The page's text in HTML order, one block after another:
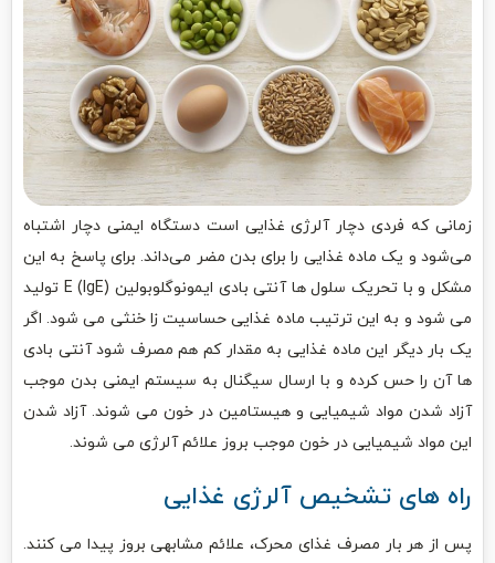
زمانی که فردی دچار آلرژی غذایی است دستگاه ایمنی دچار اشتباه
می‌شود و یک ماده غذایی را برای بدن مضر می‌داند. برای پاسخ به این
مشکل و با تحریک سلول ‌ها آنتی بادی ایمونوگلوبولین (IgE) E تولید
می ‌شود و به این ترتیب ماده غذایی حساسیت زا خنثی می ‌شود. اگر
یک بار دیگر این ماده غذایی به مقدار کم هم مصرف شود آنتی بادی‌
ها آن را حس کرده و با ارسال سیگنال به سیستم ایمنی بدن موجب
آزاد شدن مواد شیمیایی و هیستامین در خون می ‌شوند. آزاد شدن
این مواد شیمیایی در خون موجب بروز علائم آلرژی می ‌شوند.
راه‌ های تشخیص آلرژی غذایی
پس از هر بار مصرف غذای محرک، علائم مشابهی بروز پیدا می ‌کنند.